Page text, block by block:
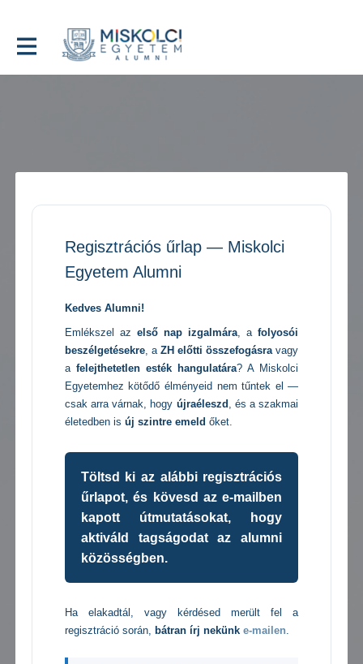
Regisztrációs űrlap — Miskolci
Egyetem Alumni
Kedves Alumni!
Emlékszel az első nap izgalmára, afolyosói
beszélgetésekre, a ZH előtti összefogásravagy
a felejthetetlen esték hangulatára? A Miskolci
Egyetemhez kötődő élményeid nem tűntek el —
csak arra várnak, hogy újraéleszd , és a szakmai
életedben is új szintre emeld őket.
Töltsd ki az alábbi regisztrációs
űrlapot, és kövesd az e-mailben
kapott útmutatásokat, hogy
aktiváld tagságodat az alumni
közösségben.
Ha elakadtál, vagy kérdésed merült fel a
regisztráció során, bátran írj nekünk e-mailen.